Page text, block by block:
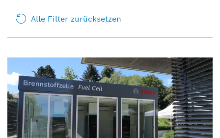
Alle Filter zurücksetzen